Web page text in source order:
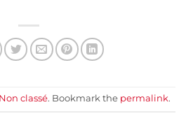
Non classé. Bookmark the permalink.